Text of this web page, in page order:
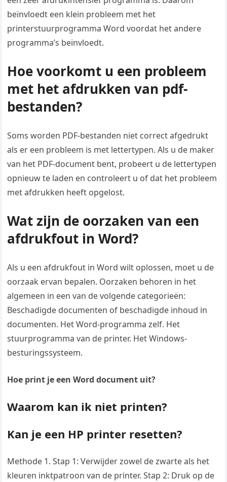
beïnvloedt een klein probleem met het
printerstuurprogramma Word voordat het andere
programma’s beïnvloedt.
Hoe voorkomt u een probleem
met het afdrukken van pdf-
bestanden?
Soms worden PDF-bestanden niet correct afgedrukt
als er een probleem is met lettertypen. Als u de maker
van het PDF-document bent, probeert u de lettertypen
opnieuw te laden en controleert u of dat het probleem
met afdrukken heeft opgelost.
Wat zijn de oorzaken van een
afdrukfout in Word?
Als u een afdrukfout in Word wilt oplossen, moet u de
oorzaak ervan bepalen. Oorzaken behoren in het
algemeen in een van de volgende categorieën:
Beschadigde documenten of beschadigde inhoud in
documenten. Het Word-programma zelf. Het
stuurprogramma van de printer. Het Windows-
besturingssysteem.
Hoe print je een Word document uit?
Waarom kan ik niet printen?
Kan je een HP printer resetten?
Methode 1. Stap 1: Verwijder zowel de zwarte als het
kleuren inktpatroon van de printer. Stap 2: Druk op de